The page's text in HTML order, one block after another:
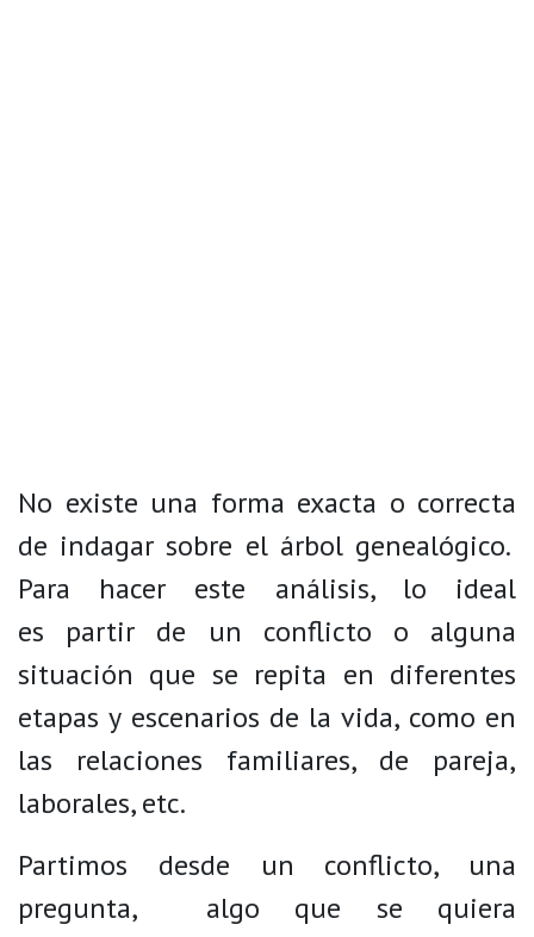
No existe una forma exacta o correcta
de indagar sobre el árbol genealógico.
Para hacer este análisis, lo ideal
es partir de un conflicto o alguna
situación que se repita en diferentes
etapas y escenarios de la vida, como en
las relaciones familiares, de pareja,
laborales, etc.
Partimos desde un conflicto, una
pregunta, algo que se quiera